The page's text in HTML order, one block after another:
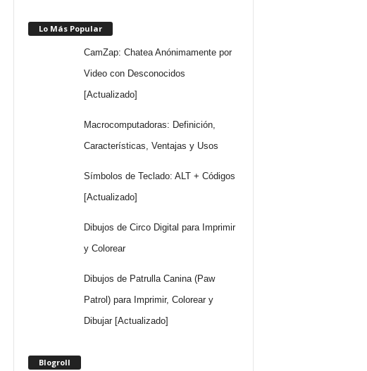
Lo Más Popular
CamZap: Chatea Anónimamente por
Video con Desconocidos
[Actualizado]
Macrocomputadoras: Definición,
Características, Ventajas y Usos
Símbolos de Teclado: ALT + Códigos
[Actualizado]
Dibujos de Circo Digital para Imprimir
y Colorear
Dibujos de Patrulla Canina (Paw
Patrol) para Imprimir, Colorear y
Dibujar [Actualizado]
Blogroll